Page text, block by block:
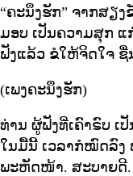
“ຄະນຶງຮັກ” ຈາກສຽງ
ມອບ ເປັນຄວາມສຸກ ແ
ຟັງແລ້ວ ຂໍໃຫ້ຈິດໃຈ ຊື່
(ເພງຄະນຶງຮັກ)
ທ່ານ ຜູ້ຟັງທີ່ເຄົາຣົບ ເ
ໃນມື້ນີ້ ເວລາກໍໝົດລົງ
ພະຫັດໜ້າ. ສະບາຍດີ.